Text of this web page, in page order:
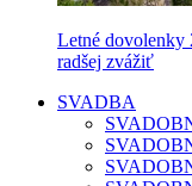
Letné dovolenky
radšej zvážiť
SVADBA